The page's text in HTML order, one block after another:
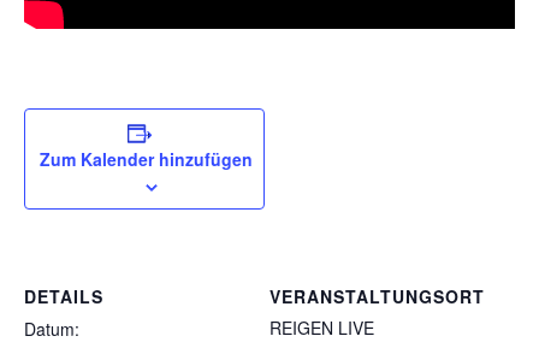
Zum Kalender hinzufügen
DETAILS
Datum:
VERANSTALTUNGSORT
REIGEN LIVE